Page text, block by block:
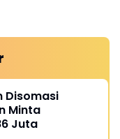
Disomasi
Minta
Juta